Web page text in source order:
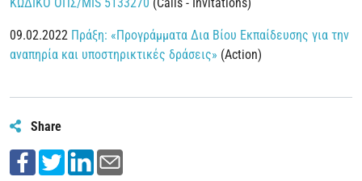
09.02.2022 Πράξη: «Προγράμματα Δια Βίου Εκπαίδευσης για την
αναπηρία και υποστηρικτικές δράσεις» (Action)
Share